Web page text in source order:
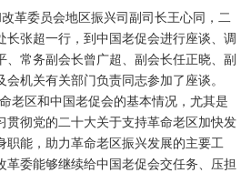
革委员会地区振兴司副司长王心同，二
长张超一行，到中国老促会进行座谈、调
、常务副会长曾广超、副会长任正晓、副
机关有关部门负责同志参加了座谈。
老区和中国老促会的基本情况，尤其是
贯彻党的二十大关于支持革命老区加快发
职能，助力革命老区振兴发展的主要工
革委能够继续给中国老促会交任务、压担